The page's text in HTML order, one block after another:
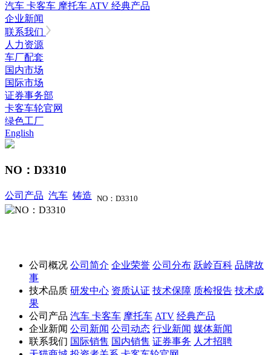
汽车 卡客车 摩托车 ATV 经典产品
企业新闻
联系我们
人力资源
车厂配套
国内市场
国际市场
证券事务部
卡客车轮官网
绿色工厂
English
NO：D3310
公司产品 汽车 铸造 NO：D3310
公司概况 公司简介 企业荣誉 公司分布 跃岭百科 品牌故
事
技术品质 研发中心 资质认证 技术保障 质检报告 技术成
果
公司产品 汽车 卡客车 摩托车 ATV 经典产品
企业新闻 公司新闻 公司动态 行业新闻 媒体新闻
联系我们 国际销售 国内销售 证券事务 人才招聘